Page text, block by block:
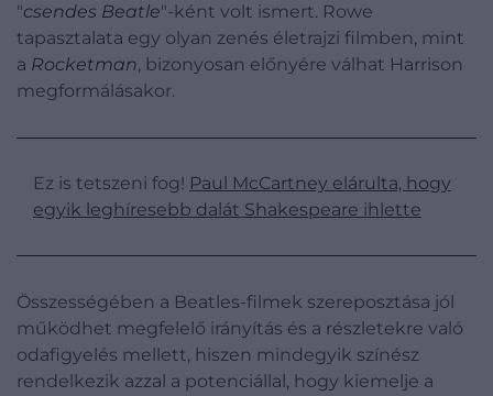
"csendes Beatle"-ként volt ismert. Rowe
tapasztalata egy olyan zenés életrajzi filmben, mint
a Rocketman, bizonyosan előnyére válhat Harrison
megformálásakor.
Ez is tetszeni fog! Paul McCartney elárulta, hogy
egyik leghíresebb dalát Shakespeare ihlette
Összességében a Beatles-filmek szereposztása jól
működhet megfelelő irányítás és a részletekre való
odafigyelés mellett, hiszen mindegyik színész
rendelkezik azzal a potenciállal, hogy kiemelje a